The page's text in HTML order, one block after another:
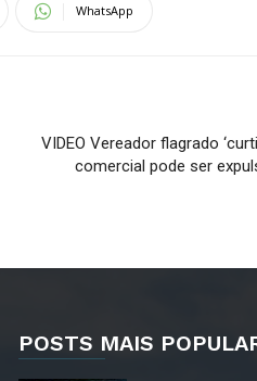
WhatsApp
VIDEO Vereador flagrado
comercial pode ser
POSTS MAIS